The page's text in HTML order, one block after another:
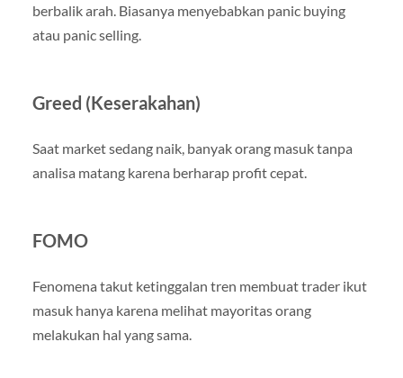
berbalik arah. Biasanya menyebabkan panic buying
atau panic selling.
Greed (Keserakahan)
Saat market sedang naik, banyak orang masuk tanpa
analisa matang karena berharap profit cepat.
FOMO
Fenomena takut ketinggalan tren membuat trader ikut
masuk hanya karena melihat mayoritas orang
melakukan hal yang sama.